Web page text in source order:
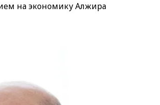
на экономику Алжира